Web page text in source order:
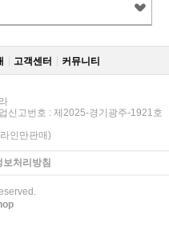
고객센터 커뮤니티
신고번호 : 제2025-경기광주-1921호
인만판매)
보처리방침